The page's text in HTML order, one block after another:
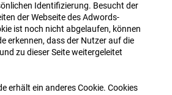
Identifizierung. Besucht der
der Webseite des Adwords-
ist noch nicht abgelaufen, können
erkennen, dass der Nutzer auf die
zu dieser Seite weitergeleitet
erhält ein anderes Cookie. Cookies